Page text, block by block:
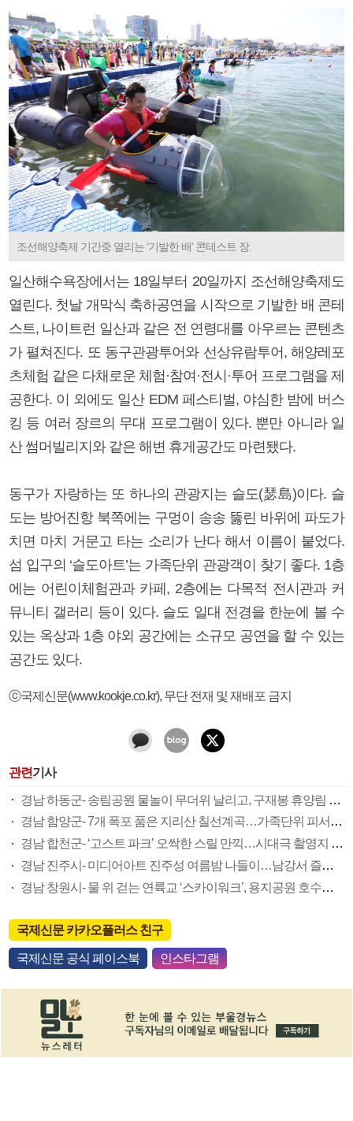
조선해양축제 기간중 열리는 ‘기발한 배’ 콘테스트 장.
일산해수욕장에서는 18일부터 20일까지 조선해양축제도
열린다. 첫날 개막식 축하공연을 시작으로 기발한 배 콘테
스트, 나이트런 일산과 같은 전 연령대를 아우르는 콘텐츠
가 펼쳐진다. 또 동구관광투어와 선상유람투어, 해양레포
츠체험 같은 다채로운 체험·참여·전시·투어 프로그램을 제
공한다. 이 외에도 일산 EDM 페스티벌, 야심한 밤에 버스
킹 등 여러 장르의 무대 프로그램이 있다. 뿐만 아니라 일
산 썸머빌리지와 같은 해변 휴게공간도 마련됐다.
동구가 자랑하는 또 하나의 관광지는 슬도(瑟島)이다. 슬
도는 방어진항 북쪽에는 구멍이 송송 뚫린 바위에 파도가
치면 마치 거문고 타는 소리가 난다 해서 이름이 붙었다.
섬 입구의 ‘슬도아트’는 가족단위 관광객이 찾기 좋다. 1층
에는 어린이체험관과 카페, 2층에는 다목적 전시관과 커
뮤니티 갤러리 등이 있다. 슬도 일대 전경을 한눈에 볼 수
있는 옥상과 1층 야외 공간에는 소규모 공연을 할 수 있는
공간도 있다.
ⓒ국제신문(www.kookje.co.kr), 무단 전재 및 재배포 금지
관련기사
경남 하동군- 송림공원 물놀이 무더위 날리고, 구재봉 휴양림 피톤치드 마시고
경남 함양군- 7개 폭포 품은 지리산 칠선계곡…가족단위 피서엔 부전계곡이 ‘딱’
경남 합천군- ‘고스트 파크’ 오싹한 스릴 만끽…시대극 촬영지 주인공이 돼볼까
경남 진주시- 미디어아트 진주성 여름밤 나들이…남강서 즐기는 음악축제 짜릿
경남 창원시- 물 위 걷는 연륙교 ‘스카이워크’, 용지공원 호수…도심 속 피서지
국제신문 카카오플러스 친구
국제신문 공식 페이스북 인스타그램